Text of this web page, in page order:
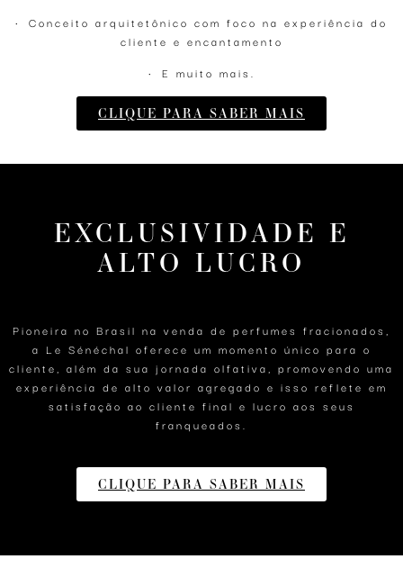
• ⁠Conceito arquitetônico com foco na experiência do
cliente e encantamento
• ⁠E muito mais.
CLIQUE PARA SABER MAIS
EXCLUSIVIDADE E
ALTO LUCRO
Pioneira no Brasil na venda de perfumes fracionados,
a Le Sénéchal oferece um momento único para o
cliente, além da sua jornada olfativa, promovendo uma
experiência de alto valor agregado e isso reflete em
satisfação ao cliente final e lucro aos seus
franqueados.
CLIQUE PARA SABER MAIS